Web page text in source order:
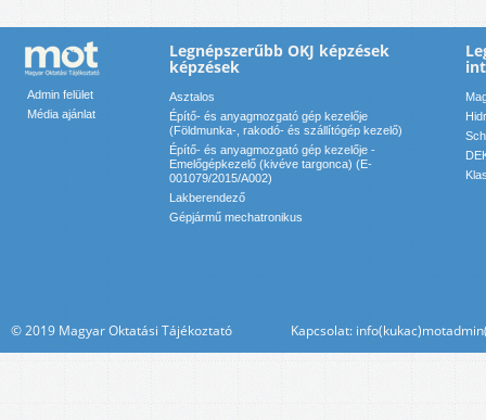
Admin felület
Média ajánlat
Legnépszerűbb OKJ képzések
képzések
Asztalos
Építő- és anyagmozgató gép kezelője
(Földmunka-, rakodó- és szállítógép kezelő)
Építő- és anyagmozgató gép kezelője -
Emelőgépkezelő (kivéve targonca) (E-
001079/2015/A002)
Lakberendező
Gépjármű mechatronikus
© 2019 Magyar Oktatási Tájékoztató Kapcsolat: